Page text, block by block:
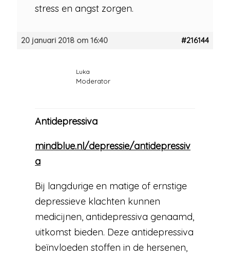
stress en angst zorgen.
20 januari 2018 om 16:40 #216144
Luka
Moderator
Antidepressiva
mindblue.nl/depressie/antidepressiv
a
Bij langdurige en matige of ernstige
depressieve klachten kunnen
medicijnen, antidepressiva genaamd,
uitkomst bieden. Deze antidepressiva
beïnvloeden stoffen in de hersenen,